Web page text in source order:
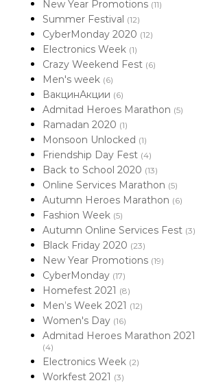
New Year Promotions (11)
Summer Festival (12)
CyberMonday 2020 (12)
Electronics Week (1)
Crazy Weekend Fest (6)
Men's week (6)
ВакцинАкции (6)
Admitad Heroes Marathon (5)
Ramadan 2020 (1)
Monsoon Unlocked (1)
Friendship Day Fest (4)
Back to School 2020 (13)
Online Services Marathon (5)
Autumn Heroes Marathon (6)
Fashion Week (5)
Autumn Online Services Fest (3)
Black Friday 2020 (23)
New Year Promotions (19)
CyberMonday (17)
Homefest 2021 (8)
Men’s Week 2021 (12)
Women's Day (16)
Admitad Heroes Marathon 2021
(4)
Electronics Week (2)
Workfest 2021 (3)